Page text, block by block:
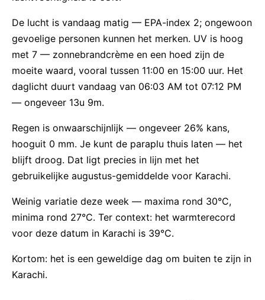
De lucht is vandaag matig — EPA-index 2; ongewoon
gevoelige personen kunnen het merken. UV is hoog
met 7 — zonnebrandcrème en een hoed zijn de
moeite waard, vooral tussen 11:00 en 15:00 uur. Het
daglicht duurt vandaag van 06:03 AM tot 07:12 PM
— ongeveer 13u 9m.
Regen is onwaarschijnlijk — ongeveer 26% kans,
hooguit 0 mm. Je kunt de paraplu thuis laten — het
blijft droog. Dat ligt precies in lijn met het
gebruikelijke augustus-gemiddelde voor Karachi.
Weinig variatie deze week — maxima rond 30°C,
minima rond 27°C. Ter context: het warmterecord
voor deze datum in Karachi is 39°C.
Kortom: het is een geweldige dag om buiten te zijn in
Karachi.